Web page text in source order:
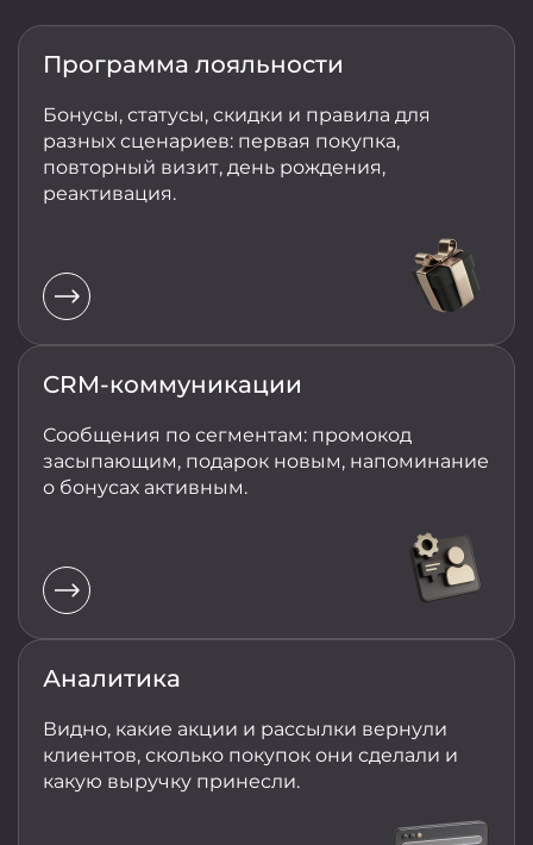
Программа лояльности
Бонусы, статусы, скидки и правила для
разных сценариев: первая покупка,
повторный визит, день рождения,
реактивация.
CRM-коммуникации
Сообщения по сегментам: промокод
засыпающим, подарок новым, напоминание
о бонусах активным.
Аналитика
Видно, какие акции и рассылки вернули
клиентов, сколько покупок они сделали и
какую выручку принесли.